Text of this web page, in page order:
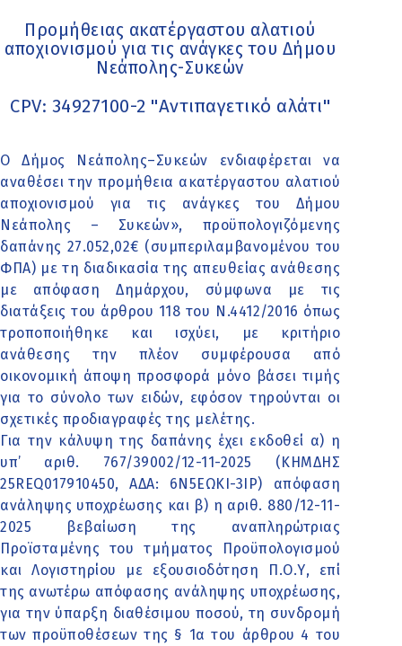
Προμήθειας ακατέργαστου αλατιού
αποχιονισμού για τις ανάγκες του Δήμου
Νεάπολης-Συκεών
CPV: 34927100-2 "Αντιπαγετικό αλάτι"
Ο Δήμος Νεάπολης–Συκεών ενδιαφέρεται να
αναθέσει την προμήθεια ακατέργαστου αλατιού
αποχιονισμού για τις ανάγκες του Δήμου
Νεάπολης – Συκεών», προϋπολογιζόμενης
δαπάνης 27.052,02€ (συμπεριλαμβανομένου του
ΦΠΑ) με τη διαδικασία της απευθείας ανάθεσης
με απόφαση Δημάρχου, σύμφωνα με τις
διατάξεις του άρθρου 118 του Ν.4412/2016 όπως
τροποποιήθηκε και ισχύει, με κριτήριο
ανάθεσης την πλέον συμφέρουσα από
οικονομική άποψη προσφορά μόνο βάσει τιμής
για το σύνολο των ειδών, εφόσον τηρούνται οι
σχετικές προδιαγραφές της μελέτης.
Για την κάλυψη της δαπάνης έχει εκδοθεί α) η
υπ’ αριθ. 767/39002/12-11-2025 (ΚΗΜΔΗΣ
25REQ017910450, ΑΔΑ: 6Ν5ΕΩΚΙ-3ΙΡ) απόφαση
ανάληψης υποχρέωσης και β) η αριθ. 880/12-11-
2025 βεβαίωση της αναπληρώτριας
Προϊσταμένης του τμήματος Προϋπολογισμού
και Λογιστηρίου με εξουσιοδότηση Π.Ο.Υ, επί
της ανωτέρω απόφασης ανάληψης υποχρέωσης,
για την ύπαρξη διαθέσιμου ποσού, τη συνδρομή
των προϋποθέσεων της § 1α του άρθρου 4 του